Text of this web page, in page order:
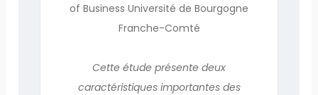
of Business Université de Bourgogne
Franche-Comté
Cette étude présente deux
caractéristiques importantes des